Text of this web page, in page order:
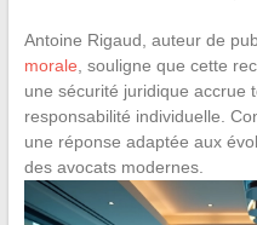
Antoine Rigaud, auteur de
morale , souligne que cette
une sécurité juridique accrue
responsabilité individuelle.
une réponse adaptée aux
des avocats modernes.